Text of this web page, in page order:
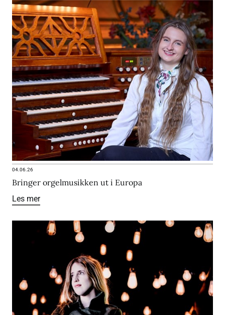
04.06.26
Bringer orgelmusikken ut i Europa
Les mer